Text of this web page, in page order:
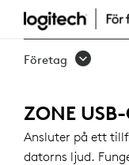
ZONE
USB-
Företag
ZONE
Ansluter på ett
datorns ljud.